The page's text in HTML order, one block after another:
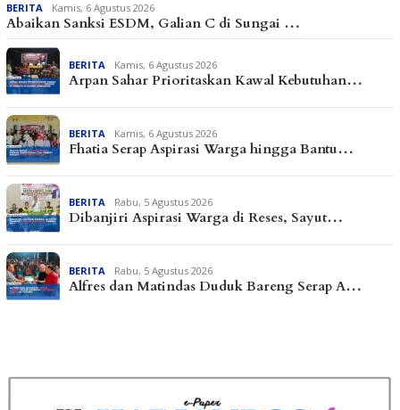
BERITA Kamis, 6 Agustus 2026
Abaikan Sanksi ESDM, Galian C di Sungai …
BERITA Kamis, 6 Agustus 2026
Arpan Sahar Prioritaskan Kawal Kebutuhan…
BERITA Kamis, 6 Agustus 2026
Fhatia Serap Aspirasi Warga hingga Bantu…
BERITA Rabu, 5 Agustus 2026
Dibanjiri Aspirasi Warga di Reses, Sayut…
BERITA Rabu, 5 Agustus 2026
Alfres dan Matindas Duduk Bareng Serap A…